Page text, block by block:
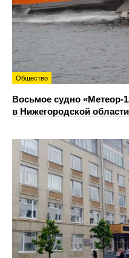
Общество
Восьмое судно «Метеор-
в Нижегородской области